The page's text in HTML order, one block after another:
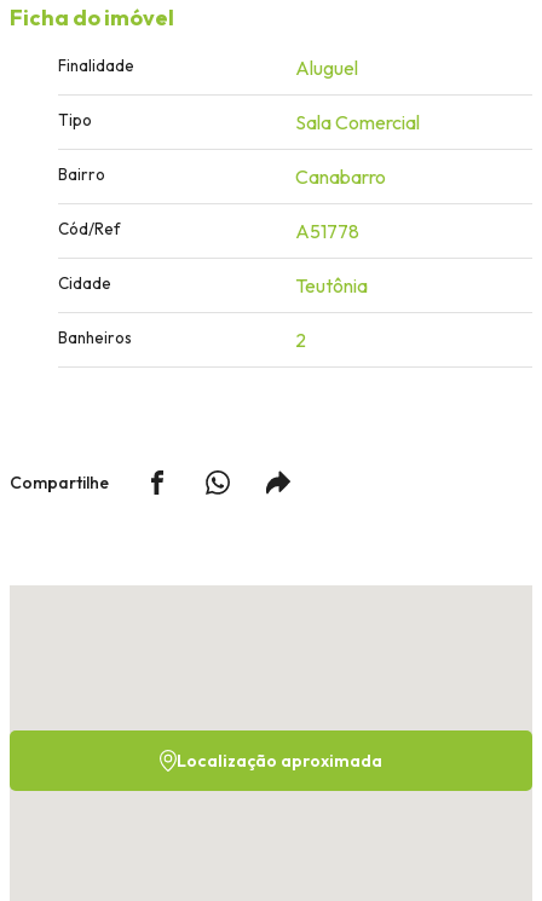
Ficha do imóvel
Finalidade Aluguel
Tipo Sala Comercial
Bairro Canabarro
Cód/Ref A51778
Cidade Teutônia
Banheiros 2
Compartilhe
Localização aproximada